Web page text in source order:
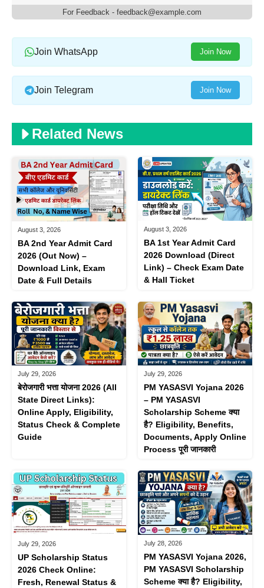
For Feedback - feedback@example.com
Join WhatsApp Join Now
Join Telegram Join Now
Related News
August 3, 2026
BA 2nd Year Admit Card
2026 (Out Now) –
Download Link, Exam
Date & Full Details
August 3, 2026
BA 1st Year Admit Card
2026 Download (Direct
Link) – Check Exam Date
& Hall Ticket
July 29, 2026
बेरोजगारी भत्ता योजना 2026 (All
State Direct Links):
Online Apply, Eligibility,
Status Check & Complete
Guide
July 29, 2026
PM YASASVI Yojana 2026
– PM YASASVI
Scholarship Scheme क्या
है? Eligibility, Benefits,
Documents, Apply Online
Process पूरी जानकारी
July 29, 2026
UP Scholarship Status
2026 Check Online:
Fresh, Renewal Status &
July 28, 2026
PM YASASVI Yojana 2026,
PM YASASVI Scholarship
Scheme क्या है? Eligibility,